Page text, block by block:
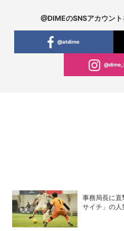
@DIMEのSNSアカウント
@atdime
事務局長に直
サイチ」の人